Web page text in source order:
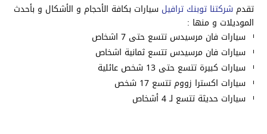
تقدم شركتنا توبنك ترافيل سيارات بكافة الأحجام و الأشكال و بأحدث
الموديلات و منها :
سيارات فان مرسيدس تتسع حتى 7 اشخاص
سيارات فان مرسيدس تتسع ثمانية اشخاص
سيارات كبيرة تتسع حتى 13 شخص عائلية
سيارات اكسترا زووم تتسع 17 شخص
سيارات حديثة تتسع لـ 4 أشخاص